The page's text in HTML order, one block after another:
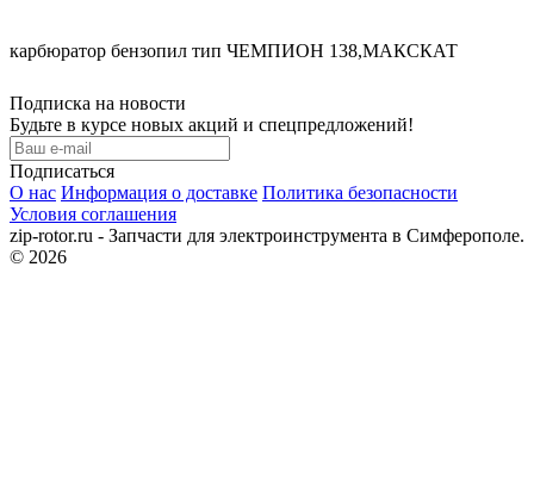
карбюратор бензопил тип ЧЕМПИОН 138,МАКСКАТ
Подписка на новости
Будьте в курсе новых акций и спецпредложений!
Подписаться
О нас Информация о доставке Политика безопасности
Условия соглашения
zip-rotor.ru - Запчасти для электроинструмента в Симферополе.
© 2026